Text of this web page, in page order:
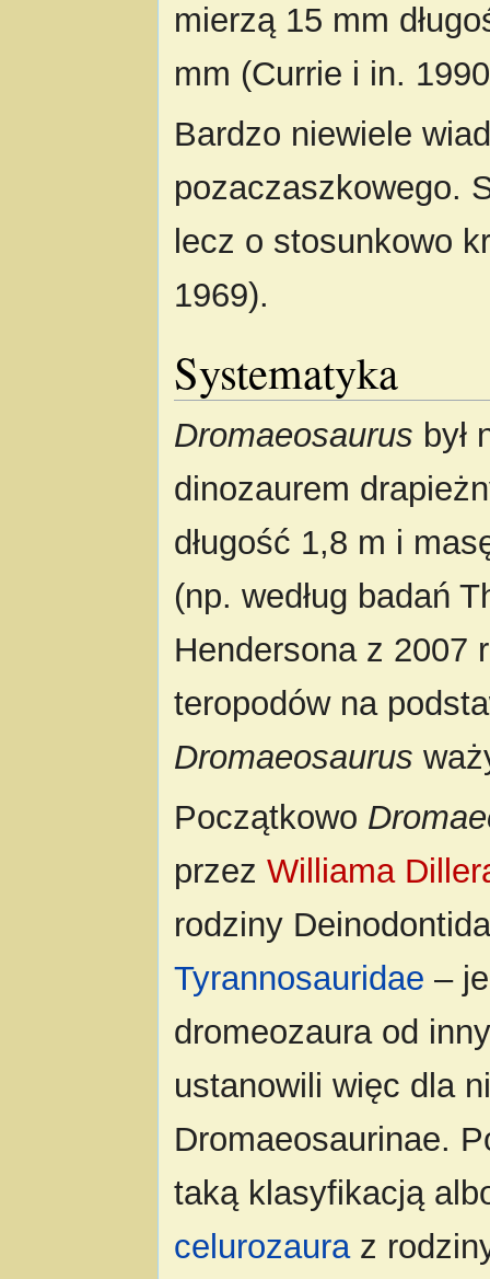
mierzą 15 mm
mm (Currie i in.
Bardzo niewiele
pozaczaszkowego.
lecz o stosunkowo
1969).
Systematyka
Dromaeosaurus był
dinozaurem
długość 1,8 m i
(np. według badań
Hendersona z 2007
teropodów na
Dromaeosaurus
Początkowo
przezWilliama
rodziny
Tyrannosauridae –
dromeozaura od
ustanowili więc dla
Dromaeosaurinae.
taką klasyfikacją
celurozauraz